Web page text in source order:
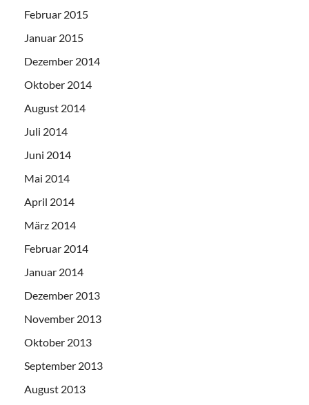
Februar 2015
Januar 2015
Dezember 2014
Oktober 2014
August 2014
Juli 2014
Juni 2014
Mai 2014
April 2014
März 2014
Februar 2014
Januar 2014
Dezember 2013
November 2013
Oktober 2013
September 2013
August 2013